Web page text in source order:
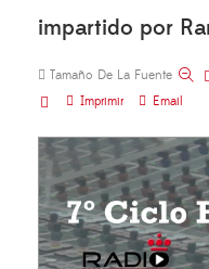
impartido por
Tamaño De La Fuente
Imprimir
Email